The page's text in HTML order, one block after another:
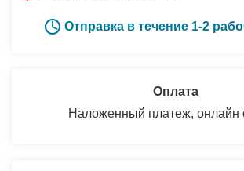
Отправка в течение 1-2
Оплата
Наложенный платеж, онлайн